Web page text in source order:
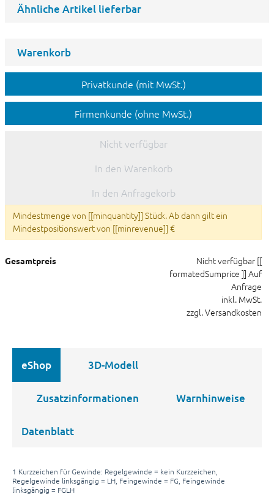
Ähnliche Artikel lieferbar
Warenkorb
Privatkunde (mit MwSt.)
Firmenkunde (ohne MwSt.)
Nicht verfügbar
In den Warenkorb
In den Anfragekorb
Mindestmenge von [[minquantity]] Stück. Ab dann gilt ein
Mindestpositionswert von [[minrevenue]] €
Gesamtpreis Nicht verfügbar [[
formatedSumprice ]] Auf
Anfrage
inkl. MwSt.
zzgl. Versandkosten
eShop 3D-Modell
Zusatzinformationen Warnhinweise
Datenblatt
1 Kurzzeichen für Gewinde: Regelgewinde = kein Kurzzeichen,
Regelgewinde linksgängig = LH, Feingewinde = FG, Feingewinde
linksgängig = FGLH